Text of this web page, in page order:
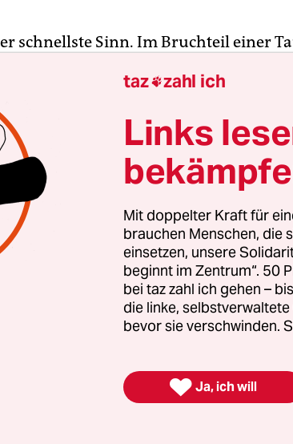
schnellste Sinn. Im Bruchteil einer
ein Wimpernschlag. Hören ist deutlich
Damit wir so schnell hören
der Schall in Nervenimpulse
empfindlich.
der Universität Göttingen
hat durch
gezeigt, was genau im
Vogelgezwitscher genau so gut
Autos. Ihre Erkenntnisse könnten
gar nicht oder nur sehr wenig hören.
taz zahl ich
Links
Mit doppelter Kraft für
brauchen Menschen, die
einsetzen, unsere
beginnt im Zentrum“. 50
bei taz zahl ich gehen –
die linke,
bevor sie verschwinden.
 Ja, ich will